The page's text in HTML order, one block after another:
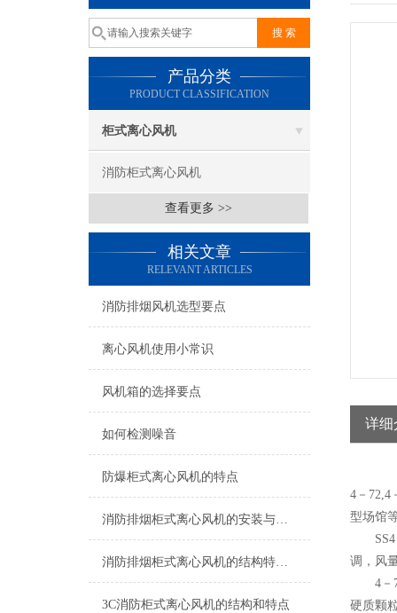
产品分类
PRODUCT CLASSIFICATION
柜式离心风机
消防柜式离心风机
查看更多 >>
相关文章
RELEVANT ARTICLES
消防排烟风机选型要点
离心风机使用小常识
风机箱的选择要点
如何检测噪音
防爆柜式离心风机的特点
消防排烟柜式离心风机的安装与调试指南说明
消防排烟柜式离心风机的结构特点和施工安装要求
3C消防柜式离心风机的结构和特点
详细
4－72,4
型场馆
SS4－
调，风
4－
硬质颗